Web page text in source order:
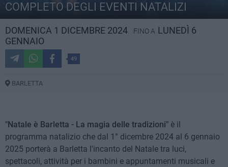
COMPLETO DEGLI EVENTI NATALIZI
DOMENICA 1 DICEMBRE 2024 FINO A LUNEDÌ 6
GENNAIO
49
BARLETTA
"Natale è Barletta - La magia delle tradizioni" è il
programma natalizio che dal 1° dicembre 2024 al 6 gennaio
2025 porterà a Barletta l'incanto del Natale tra luci,
spettacoli, attività per i bambini e appuntamenti musicali e